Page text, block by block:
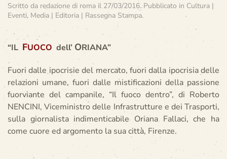
Scritto da redazione di roma il 27/03/2016. Pubblicato in Cultura |
Eventi, Media | Editoria | Rassegna Stampa.
“IL FUOCO dell’ ORIANA”
Fuori dalle ipocrisie del mercato, fuori dalla ipocrisia delle
relazioni umane, fuori dalle mistificazioni della passione
fuorviante del campanile, “Il fuoco dentro”, di Roberto
NENCINI, Viceministro delle Infrastrutture e dei Trasporti,
sulla giornalista indimenticabile Oriana Fallaci, che ha
come cuore ed argomento la sua città, Firenze.